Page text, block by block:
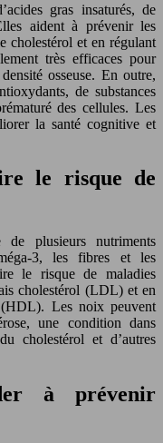
gras insaturés, de
aident à prévenir les
cholestérol et en régulant
très efficaces pour
osseuse. En outre,
de substances
des cellules. Les
la santé cognitive et
le risque de
plusieurs nutriments
3, les fibres et les
le risque de maladies
cholestérol (LDL) et en
Les noix peuvent
une condition dans
cholestérol et d’autres
à prévenir